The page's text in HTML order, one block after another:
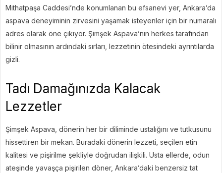
Mithatpaşa Caddesi’nde konumlanan bu efsanevi yer, Ankara’da
aspava deneyiminin zirvesini yaşamak isteyenler için bir numaralı
adres olarak öne çıkıyor. Şimşek Aspava’nın herkes tarafından
bilinir olmasının ardındaki sırları, lezzetinin ötesindeki ayrıntılarda
gizli.
Tadı Damağınızda Kalacak
Lezzetler
Şimşek Aspava, dönerin her bir diliminde ustalığını ve tutkusunu
hissettiren bir mekan. Buradaki dönerin lezzeti, seçilen etin
kalitesi ve pişirilme şekliyle doğrudan ilişkili. Usta ellerde, odun
ateşinde yavaşça pişirilen döner, Ankara’daki benzersiz tat